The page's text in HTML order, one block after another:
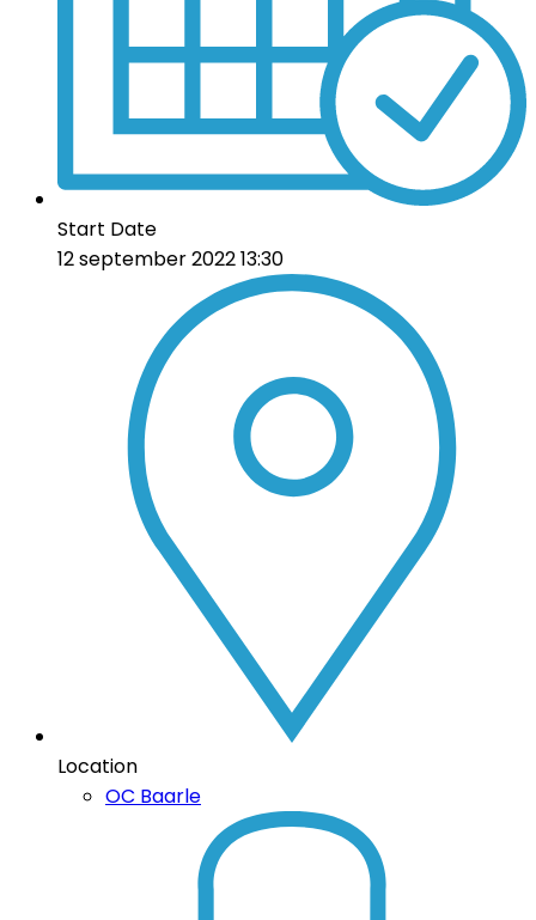
Start Date
12 september 2022 13:30
Location
OC Baarle